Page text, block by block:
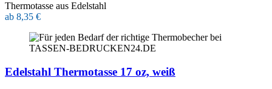
Thermotasse aus Edelstahl
ab 8,35 €
Edelstahl Thermotasse 17 oz, weiß